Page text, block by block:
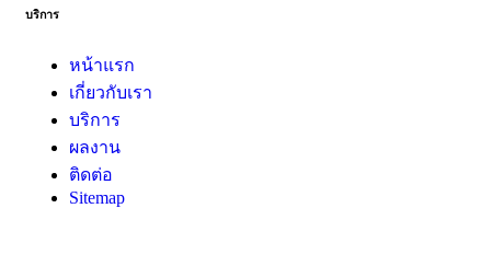
บริการ
หน้าแรก
เกี่ยวกับเรา
บริการ
ผลงาน
ติดต่อ
Sitemap